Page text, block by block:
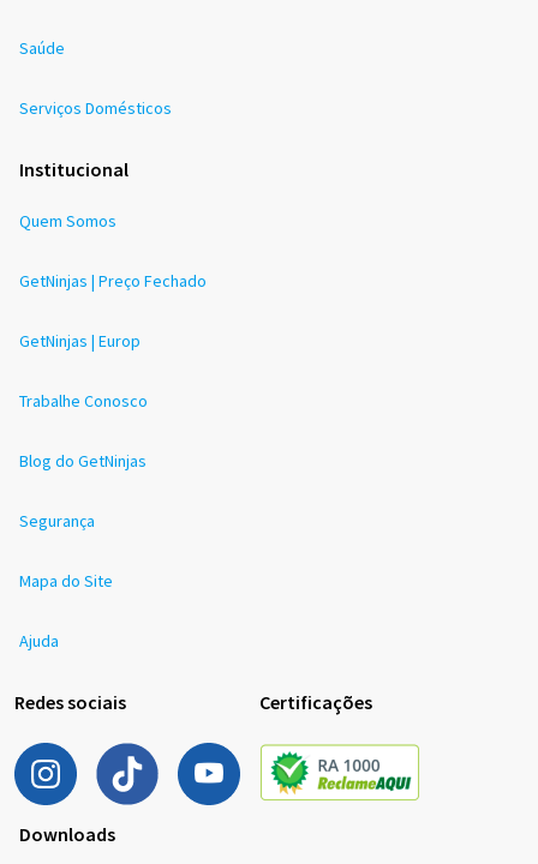
Saúde
Serviços Domésticos
Institucional
Quem Somos
GetNinjas | Preço Fechado
GetNinjas | Europ
Trabalhe Conosco
Blog do GetNinjas
Segurança
Mapa do Site
Ajuda
Redes sociais Certificações
Downloads